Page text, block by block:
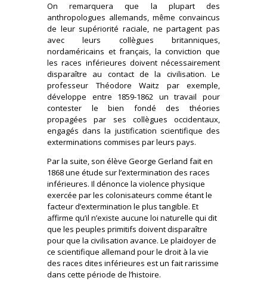
On remarquera que la plupart des
anthropologues allemands, même convaincus
de leur supériorité raciale, ne partagent pas
avec leurs collègues britanniques,
nordaméricains et français, la conviction que
les races inférieures doivent nécessairement
disparaître au contact de la civilisation. Le
professeur Théodore Waitz par exemple,
développe entre 1859-1862 un travail pour
contester le bien fondé des théories
propagées par ses collègues occidentaux,
engagés dans la justification scientifique des
exterminations commises par leurs pays.
Par la suite, son élève George Gerland fait en
1868 une étude sur l’extermination des races
inférieures. Il dénonce la violence physique
exercée par les colonisateurs comme étant le
facteur d’extermination le plus tangible. Et
affirme qu’il n’existe aucune loi naturelle qui dit
que les peuples primitifs doivent disparaître
pour que la civilisation avance. Le plaidoyer de
ce scientifique allemand pour le droit à la vie
des races dites inférieures est un fait rarissime
dans cette période de l’histoire.